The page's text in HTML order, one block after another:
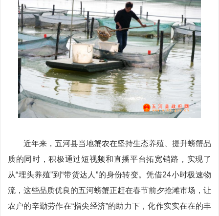
近年来，五河县当地蟹农在坚持生态养殖、提升螃蟹品
质的同时，积极通过短视频和直播平台拓宽销路，实现了
从“埋头养殖”到“带货达人”的身份转变。凭借24小时极速物
流，这些品质优良的五河螃蟹正赶在春节前夕抢滩市场，让
农户的辛勤劳作在“指尖经济”的助力下，化作实实在在的丰